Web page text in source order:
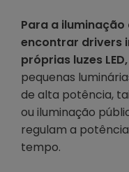
Para a
encontrar drivers
próprias luzes LED,
pequenas
de alta potência,
ou iluminação
regulam a
tempo.